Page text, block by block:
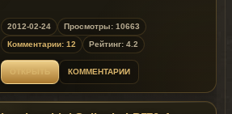
Features of model:
Realtime reflecting mirrors.
Highly Detailed model.
Detailed L1 model.
Realistic handling.
Realistic gauges and center console
2012-02-24
Просмотры: 10663
Комментарии: 12
Рейтинг: 4.2
КОММЕНТАРИИ